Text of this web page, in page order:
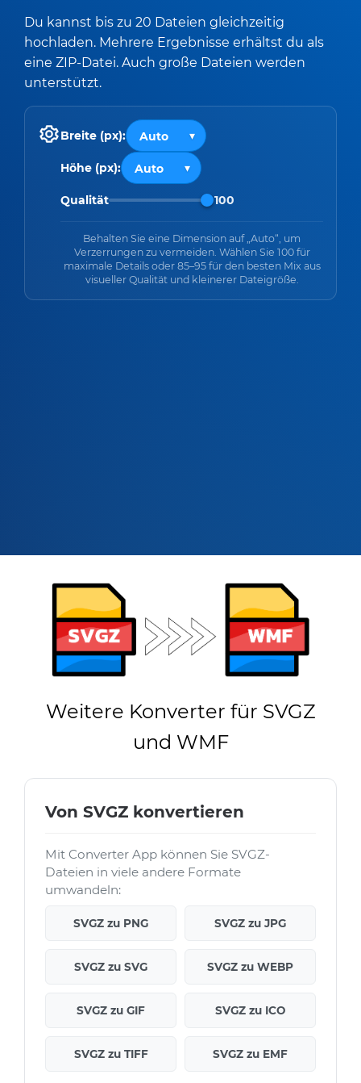
Du kannst bis zu 20 Dateien gleichzeitig
hochladen. Mehrere Ergebnisse erhältst du als
eine ZIP-Datei. Auch große Dateien werden
unterstützt.
Breite (px):
Höhe (px):
Qualität 100
Behalten Sie eine Dimension auf „Auto“, um
Verzerrungen zu vermeiden. Wählen Sie 100 für
maximale Details oder 85–95 für den besten Mix aus
visueller Qualität und kleinerer Dateigröße.
Weitere Konverter für SVGZ
und WMF
Von SVGZ konvertieren
Mit Converter App können Sie SVGZ-
Dateien in viele andere Formate
umwandeln:
SVGZ zu PNG SVGZ zu JPG
SVGZ zu SVG SVGZ zu WEBP
SVGZ zu GIF SVGZ zu ICO
SVGZ zu TIFF SVGZ zu EMF